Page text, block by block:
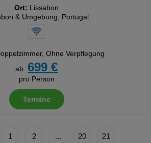
Ort: Lissabon
& Umgebung, Portugal
Ohne Verpflegung
ab
699 €
pro Person
Termine
1 2 ... 20 21